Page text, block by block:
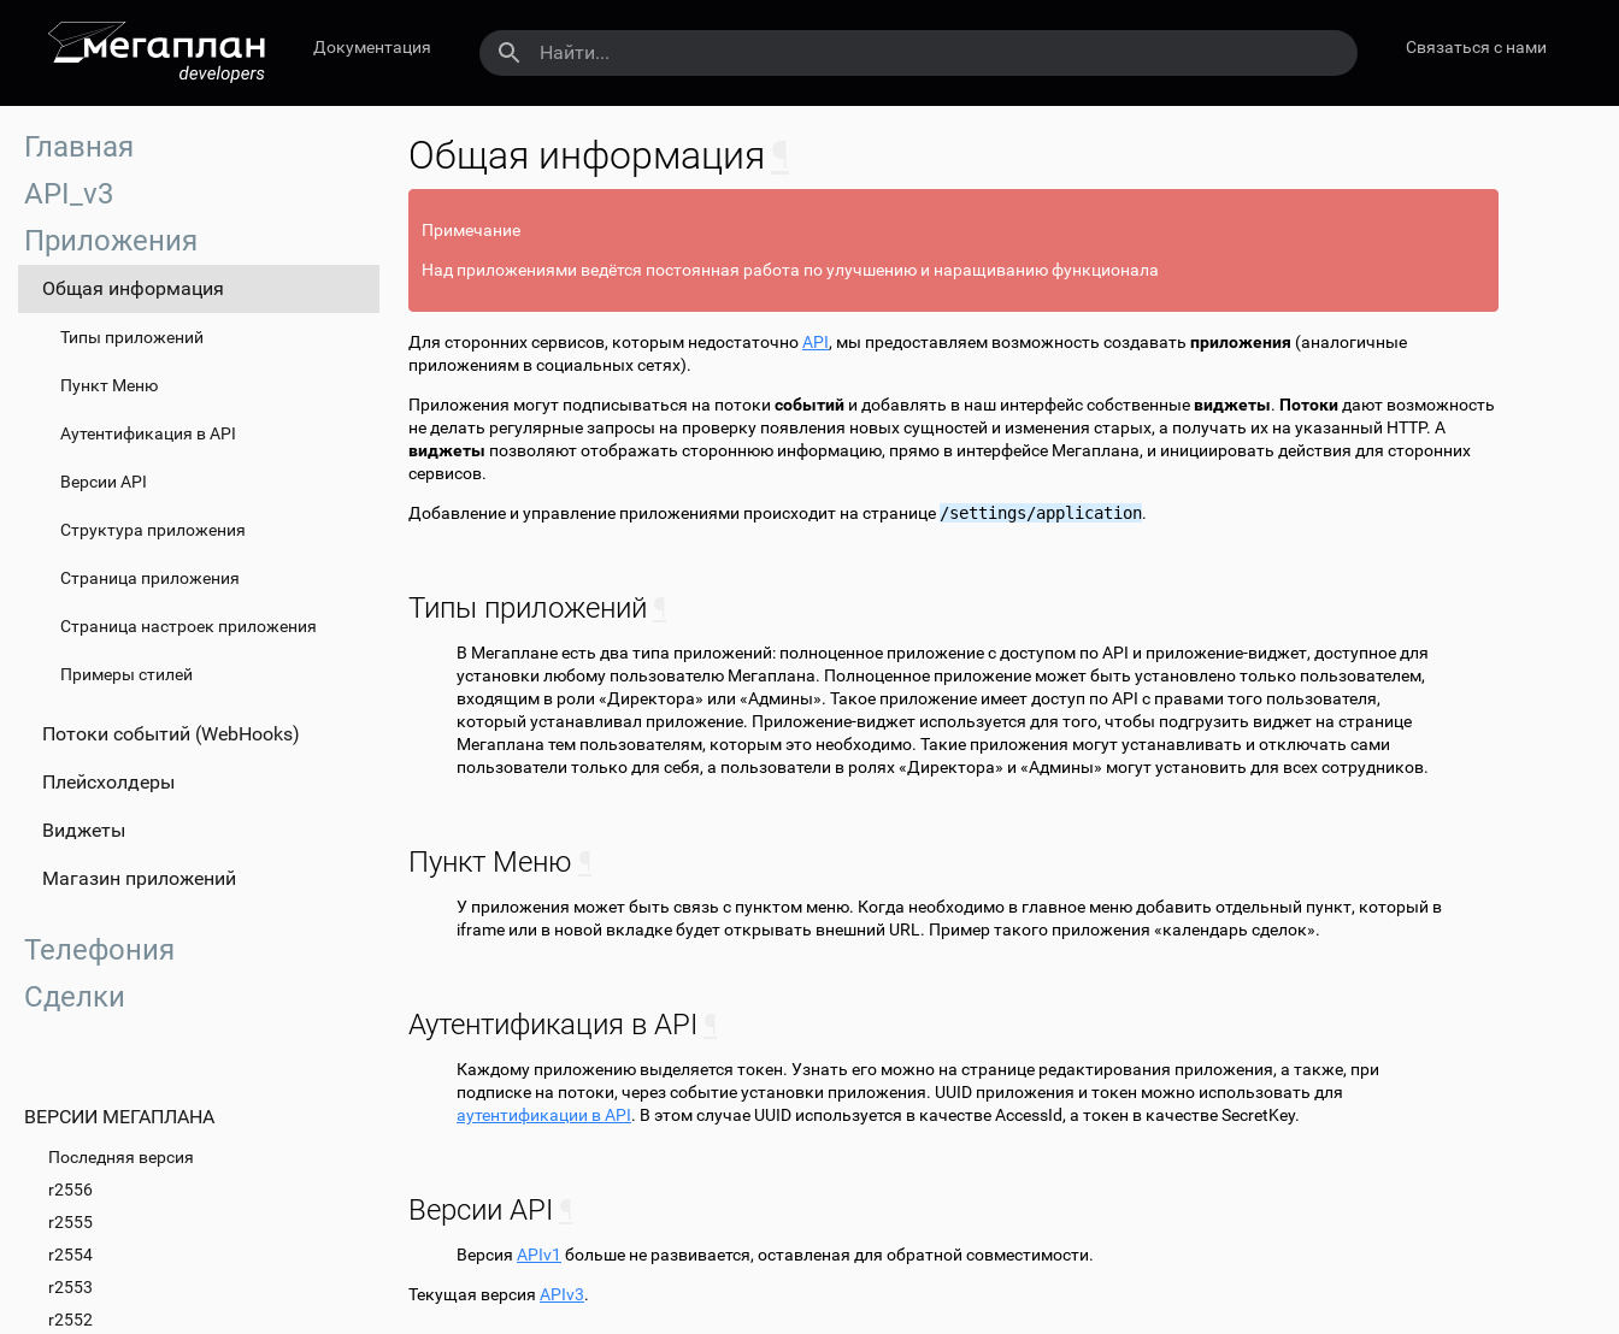
Документация Связаться с нами
Главная
API_v3
Приложения
Общая информация
Типы приложений
Пункт Меню
Аутентификация в API
Версии API
Структура приложения
Страница приложения
Страница настроек приложения
Примеры стилей
Потоки событий (WebHooks)
Плейсхолдеры
Виджеты
Магазин приложений
Телефония
Сделки
ВЕРСИИ МЕГАПЛАНА
Последняя версия
r2556
r2555
r2554
r2553
r2552
Общая информация
Примечание
Над приложениями ведётся постоянная работа по улучшению и наращиванию функционала
Для сторонних сервисов, которым недостаточноAPI, мы предоставляем возможность создавать приложения (аналогичные
приложениям в социальных сетях).
Приложения могут подписываться на потоки событий и добавлять в наш интерфейс собственныевиджеты. Потоки дают возможность
не делать регулярные запросы на проверку появления новых сущностей и изменения старых, а получать их на указанный HTTP. А
виджеты позволяют отображать стороннюю информацию, прямо в интерфейсе Мегаплана, и инициировать действия для сторонних
сервисов.
Добавление и управление приложениями происходит на странице /settings/application.
Типы приложений
В Мегаплане есть два типа приложений: полноценное приложение с доступом по API и приложение-виджет, доступное для
установки любому пользователю Мегаплана. Полноценное приложение может быть установлено только пользователем,
входящим в роли «Директора» или «Админы». Такое приложение имеет доступ по API с правами того пользователя,
который устанавливал приложение. Приложение-виджет используется для того, чтобы подгрузить виджет на странице
Мегаплана тем пользователям, которым это необходимо. Такие приложения могут устанавливать и отключать сами
пользователи только для себя, а пользователи в ролях «Директора» и «Админы» могут установить для всех сотрудников.
Пункт Меню
У приложения может быть связь с пунктом меню. Когда необходимо в главное меню добавить отдельный пункт, который в
iframe или в новой вкладке будет открывать внешний URL. Пример такого приложения «календарь сделок».
Аутентификация в API
Каждому приложению выделяется токен. Узнать его можно на странице редактирования приложения, а также, при
подписке на потоки, через событие установки приложения. UUID приложения и токен можно использовать для
аутентификации в API. В этом случае UUID используется в качестве AccessId, а токен в качестве SecretKey.
Версии API
Версия APIv1 больше не развивается, оставленая для обратной совместимости.
Текущая версия APIv3.